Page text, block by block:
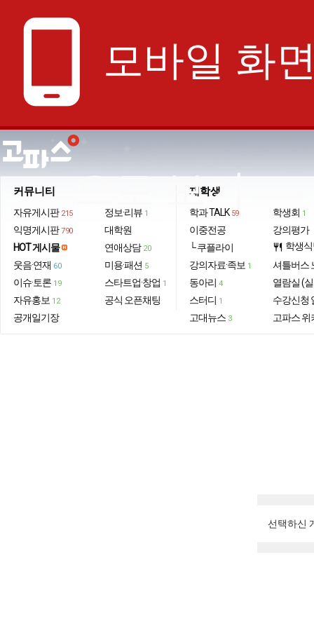
phone_android 모바일 화
으로 보기
커뮤니티
자유게시판 215
익명게시판 790
HOT 게시물
웃음·연재 60
이슈·토론 19
자유홍보 12
공개일기장
정보·리뷰 1
대학원
연애상담 20
미용·패션 5
스타트업·창업 1
공식 오픈채팅
재학생
학과 TALK 59
이중전공
└ 쿠플라이
강의자료·족보 1
동아리 4
스터디 1
고대뉴스 3
학생회 1
강의평가
restaurant 학생
셔틀버스
열람실 (
수강신청
고파스 위
선택하신